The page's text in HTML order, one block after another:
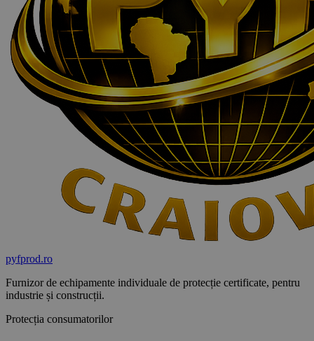
pyfprod.ro
Furnizor de echipamente individuale de protecție certificate, pentru
industrie și construcții.
Protecția consumatorilor